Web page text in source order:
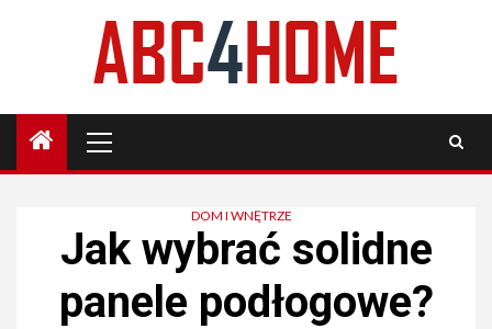
Menu
DOM I WNĘTRZE
Jak wybrać solidne
panele podłogowe?